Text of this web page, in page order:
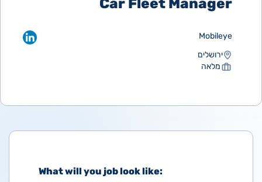
Car Fleet Manager
Mobileye
ירושלים
מלאה
What will you job look like: